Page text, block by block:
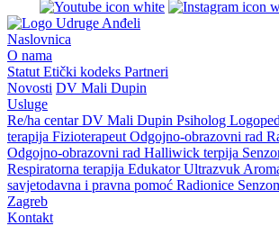
Naslovnica
O nama
Statut Etički kodeks Partneri
Novosti DV Mali Dupin
Usluge
Re/ha centarDV Mali Dupin Psiholog Logoped
terapija Fizioterapeut Odgojno-obrazovni rad
Odgojno-obrazovni rad Halliwick terpija
Respiratorna terapija EdukatorUltrazvuk
savjetodavna i pravna pomoć Radionice
Zagreb
Kontakt